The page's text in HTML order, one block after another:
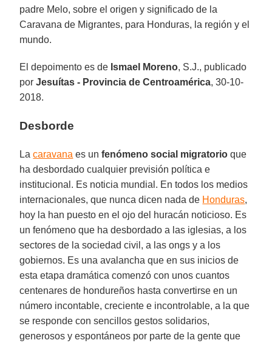
padre Melo, sobre el origen y significado de la
Caravana de Migrantes, para Honduras, la región y el
mundo.
El depoimento es de Ismael Moreno, S.J., publicado
porJesuítas - Provincia de Centroamérica, 30-10-
2018.
Desborde
Lacaravana es un fenómeno social migratorio que
ha desbordado cualquier previsión política e
institucional. Es noticia mundial. En todos los medios
internacionales, que nunca dicen nada de Honduras,
hoy la han puesto en el ojo del huracán noticioso. Es
un fenómeno que ha desbordado a las iglesias, a los
sectores de la sociedad civil, a las ongs y a los
gobiernos. Es una avalancha que en sus inicios de
esta etapa dramática comenzó con unos cuantos
centenares de hondureños hasta convertirse en un
número incontable, creciente e incontrolable, a la que
se responde con sencillos gestos solidarios,
generosos y espontáneos por parte de la gente que